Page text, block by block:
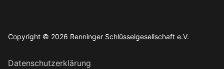
Copyright © 2026 Renninger Schlüsselgesellschaft e.V.
Datenschutzerklärung